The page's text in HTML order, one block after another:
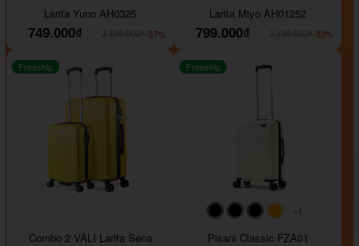
Larita Yuno AH0325
749.000₫
-37%
Larita Miyo AH01252
799.000₫
-33%
Freeship
Combo 2 VALI Larita Sena
#000000#000000#000000
+1
Freeship
Pisani Classic FZA01